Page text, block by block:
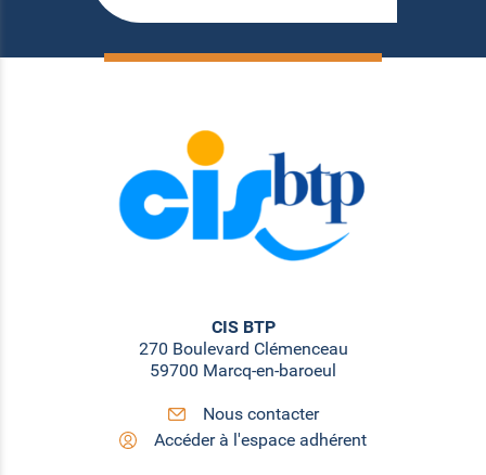
CIS BTP
270 Boulevard Clémenceau
59700 Marcq-en-baroeul
Nous contacter
Accéder à l'espace adhérent